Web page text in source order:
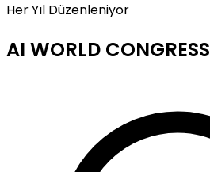
Her Yıl Düzenleniyor
AI WORLD CONGRESS